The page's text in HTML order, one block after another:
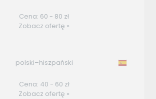
Cena: 60 - 80 zł
Zobacz ofertę »
polski–hiszpański
Cena: 40 - 60 zł
Zobacz ofertę »